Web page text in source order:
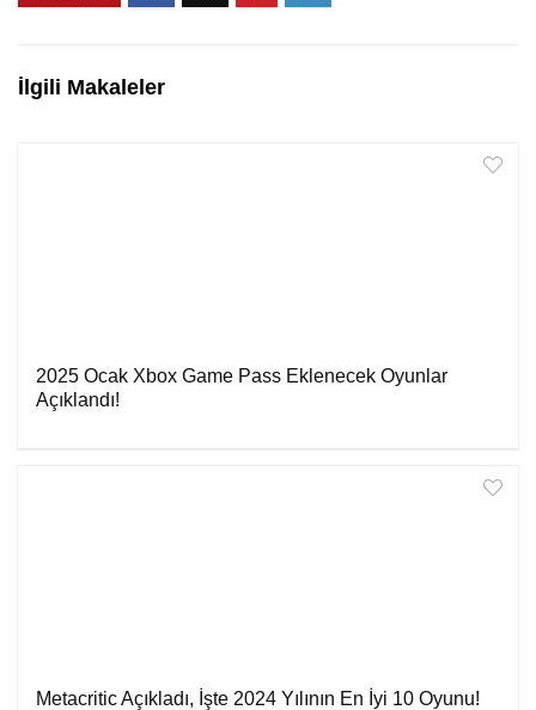
İlgili Makaleler
2025 Ocak Xbox Game Pass Eklenecek Oyunlar
Açıklandı!
Metacritic Açıkladı, İşte 2024 Yılının En İyi 10 Oyunu!